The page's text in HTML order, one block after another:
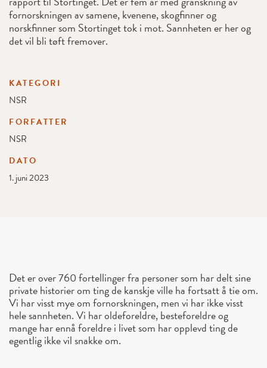
fornorskningen av samene, kvenene, skogfinner og
norskfinner som Stortinget tok i mot. Sannheten er her og
det vil bli tøft fremover.
KATEGORI
NSR
FORFATTER
NSR
DATO
1. juni 2023
Det er over 760 fortellinger fra personer som har delt sine
private historier om ting de kanskje ville ha fortsatt å tie om.
Vi har visst mye om fornorskningen, men vi har ikke visst
hele sannheten. Vi har oldeforeldre, besteforeldre og
mange har ennå foreldre i livet som har opplevd ting de
egentlig ikke vil snakke om.